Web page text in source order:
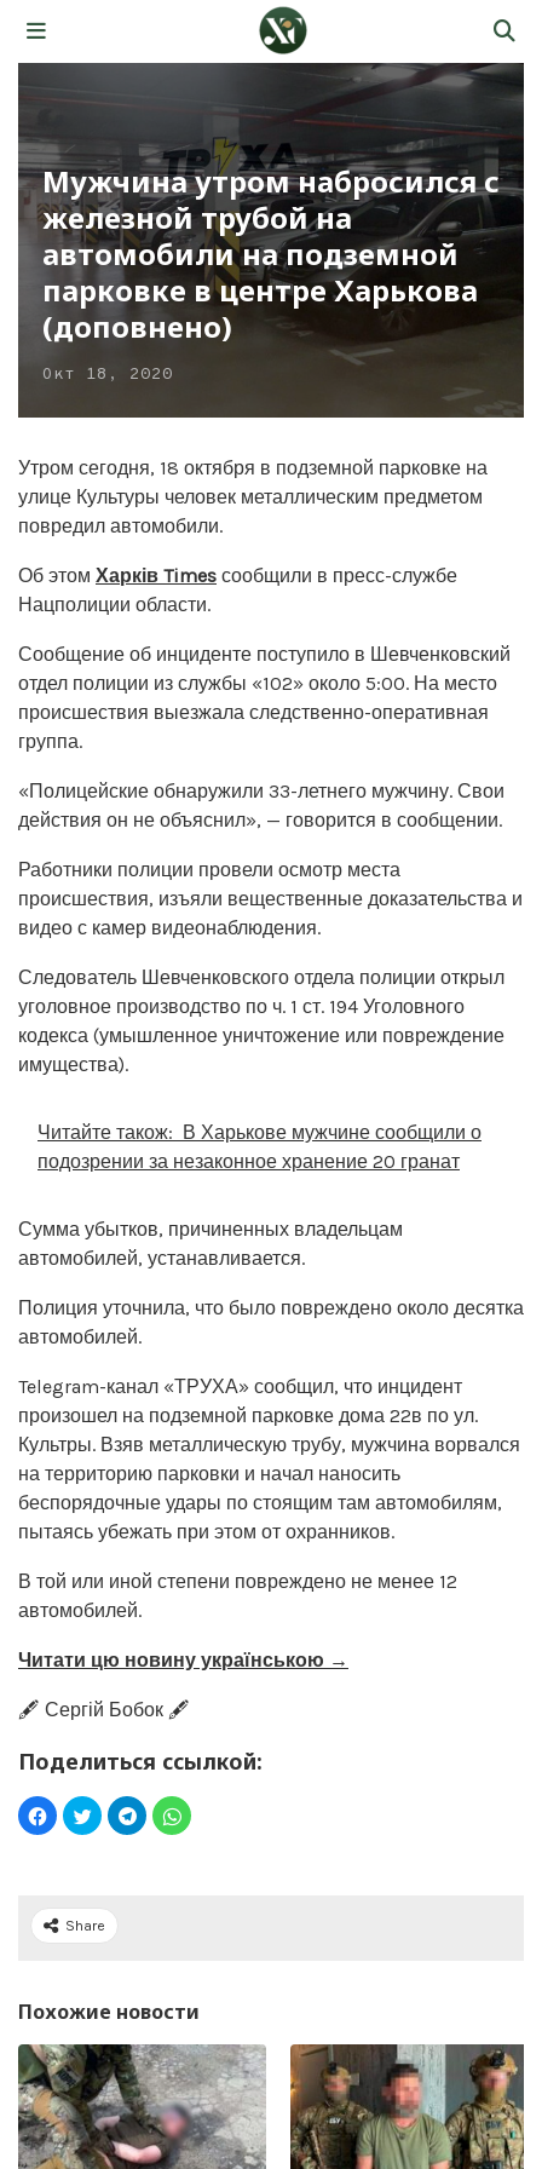
Мужчина утром набросился с
железной трубой на
автомобили на подземной
парковке в центре Харькова
(доповнено)
Окт 18, 2020
Утром сегодня, 18 октября в подземной парковке на
улице Культуры человек металлическим предметом
повредил автомобили.
Об этом Харків Times сообщили в пресс-службе
Нацполиции области.
Сообщение об инциденте поступило в Шевченковский
отдел полиции из службы «102» около 5:00. На место
происшествия выезжала следственно-оперативная
группа.
«Полицейские обнаружили 33-летнего мужчину. Свои
действия он не объяснил», — говорится в сообщении.
Работники полиции провели осмотр места
происшествия, изъяли вещественные доказательства и
видео с камер видеонаблюдения.
Следователь Шевченковского отдела полиции открыл
уголовное производство по ч. 1 ст. 194 Уголовного
кодекса (умышленное уничтожение или повреждение
имущества).
Читайте також: В Харькове мужчине сообщили о
подозрении за незаконное хранение 20 гранат
Сумма убытков, причиненных владельцам
автомобилей, устанавливается.
Полиция уточнила, что было повреждено около десятка
автомобилей.
Telegram-канал «ТРУХА» сообщил, что инцидент
произошел на подземной парковке дома 22в по ул.
Культры. Взяв металлическую трубу, мужчина ворвался
на территорию парковки и начал наносить
беспорядочные удары по стоящим там автомобилям,
пытаясь убежать при этом от охранников.
В той или иной степени повреждено не менее 12
автомобилей.
Читати цю новину українською →
🖋️ Сергій Бобок 🖋️
Поделиться ссылкой:
Share
Похожие новости